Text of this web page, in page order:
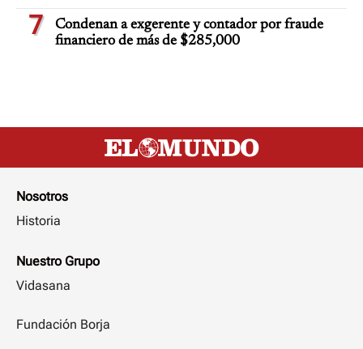
7
Condenan a exgerente y contador por fraude
financiero de más de $285,000
Nosotros
Historia
Nuestro Grupo
Vidasana
Fundación Borja